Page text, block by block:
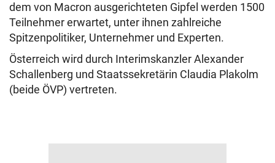
dem von Macron ausgerichteten Gipfel werden 1500
Teilnehmer erwartet, unter ihnen zahlreiche
Spitzenpolitiker, Unternehmer und Experten.
Österreich wird durch Interimskanzler Alexander
Schallenberg und Staatssekretärin Claudia Plakolm
(beide ÖVP) vertreten.